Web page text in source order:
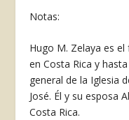
Notas:
Hugo M. Zelaya es
en Costa Rica y
general de la Iglesia
José. Él y su esposa
Costa Rica.